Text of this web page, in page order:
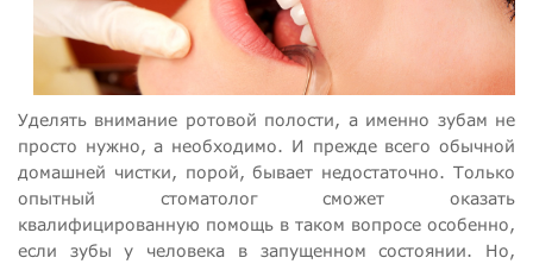
Уделять внимание ротовой полости, а именно зубам не
просто нужно, а необходимо. И прежде всего обычной
домашней чистки, порой, бывает недостаточно. Только
опытный стоматолог сможет оказать
квалифицированную помощь в таком вопросе особенно,
если зубы у человека в запущенном состоянии. Но,